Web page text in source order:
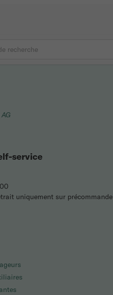
service
uniquement sur précommande